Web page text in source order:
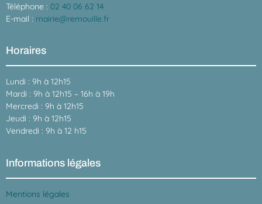
Téléphone : 02 40 06 62 14
E-mail : mairie@remouille.fr
Horaires
Lundi : 9h à 12h15
Mardi : 9h à 12h15 – 16h à 19h
Mercredi : 9h à 12h15
Jeudi : 9h à 12h15
Vendredi : 9h à 12 h15
Informations légales
Mentions légales